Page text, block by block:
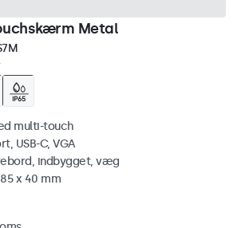
Metal
multi-touch
USB-C, VGA
indbygget, væg
x 40 mm